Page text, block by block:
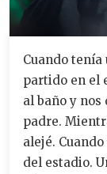
Cuando tenía
partido en el
al baño y
padre.
alejé.
del estadio.